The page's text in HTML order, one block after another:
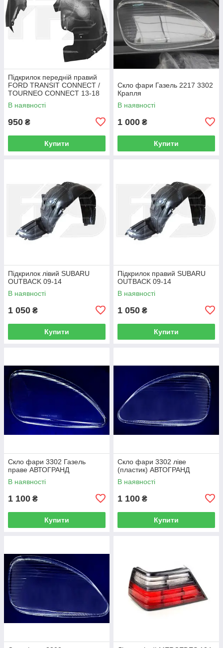
Підкрилок передній правий
FORD TRANSIT CONNECT /
TOURNEO CONNECT 13-18
В наявності
950 ₴
Купити
Скло фари Газель 2217 3302
Крапля
В наявності
1 000 ₴
Купити
Підкрилок лівий SUBARU
OUTBACK 09-14
В наявності
1 050 ₴
Купити
Підкрилок правий SUBARU
OUTBACK 09-14
В наявності
1 050 ₴
Купити
Скло фари 3302 Газель
праве АВТОГРАНД
В наявності
1 100 ₴
Купити
Скло фари 3302 ліве
(пластик) АВТОГРАНД
В наявності
1 100 ₴
Купити